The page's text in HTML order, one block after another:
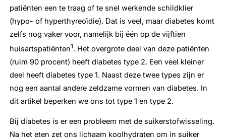
patiënten een te traag of te snel werkende schildklier
(hypo- of hyperthyreoïdie). Dat is veel, maar diabetes komt
zelfs nog vaker voor, namelijk bij één op de vijftien
huisartspatiënten1. Het overgrote deel van deze patiënten
(ruim 90 procent) heeft diabetes type 2. Een veel kleiner
deel heeft diabetes type 1. Naast deze twee types zijn er
nog een aantal andere zeldzame vormen van diabetes. In
dit artikel beperken we ons tot type 1 en type 2.
Bij diabetes is er een probleem met de suikerstofwisseling.
Na het eten zet ons lichaam koolhydraten om in suiker